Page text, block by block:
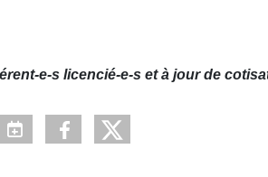
e-s licencié-e-s et à jour de